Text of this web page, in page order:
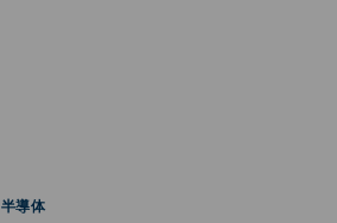
半導体